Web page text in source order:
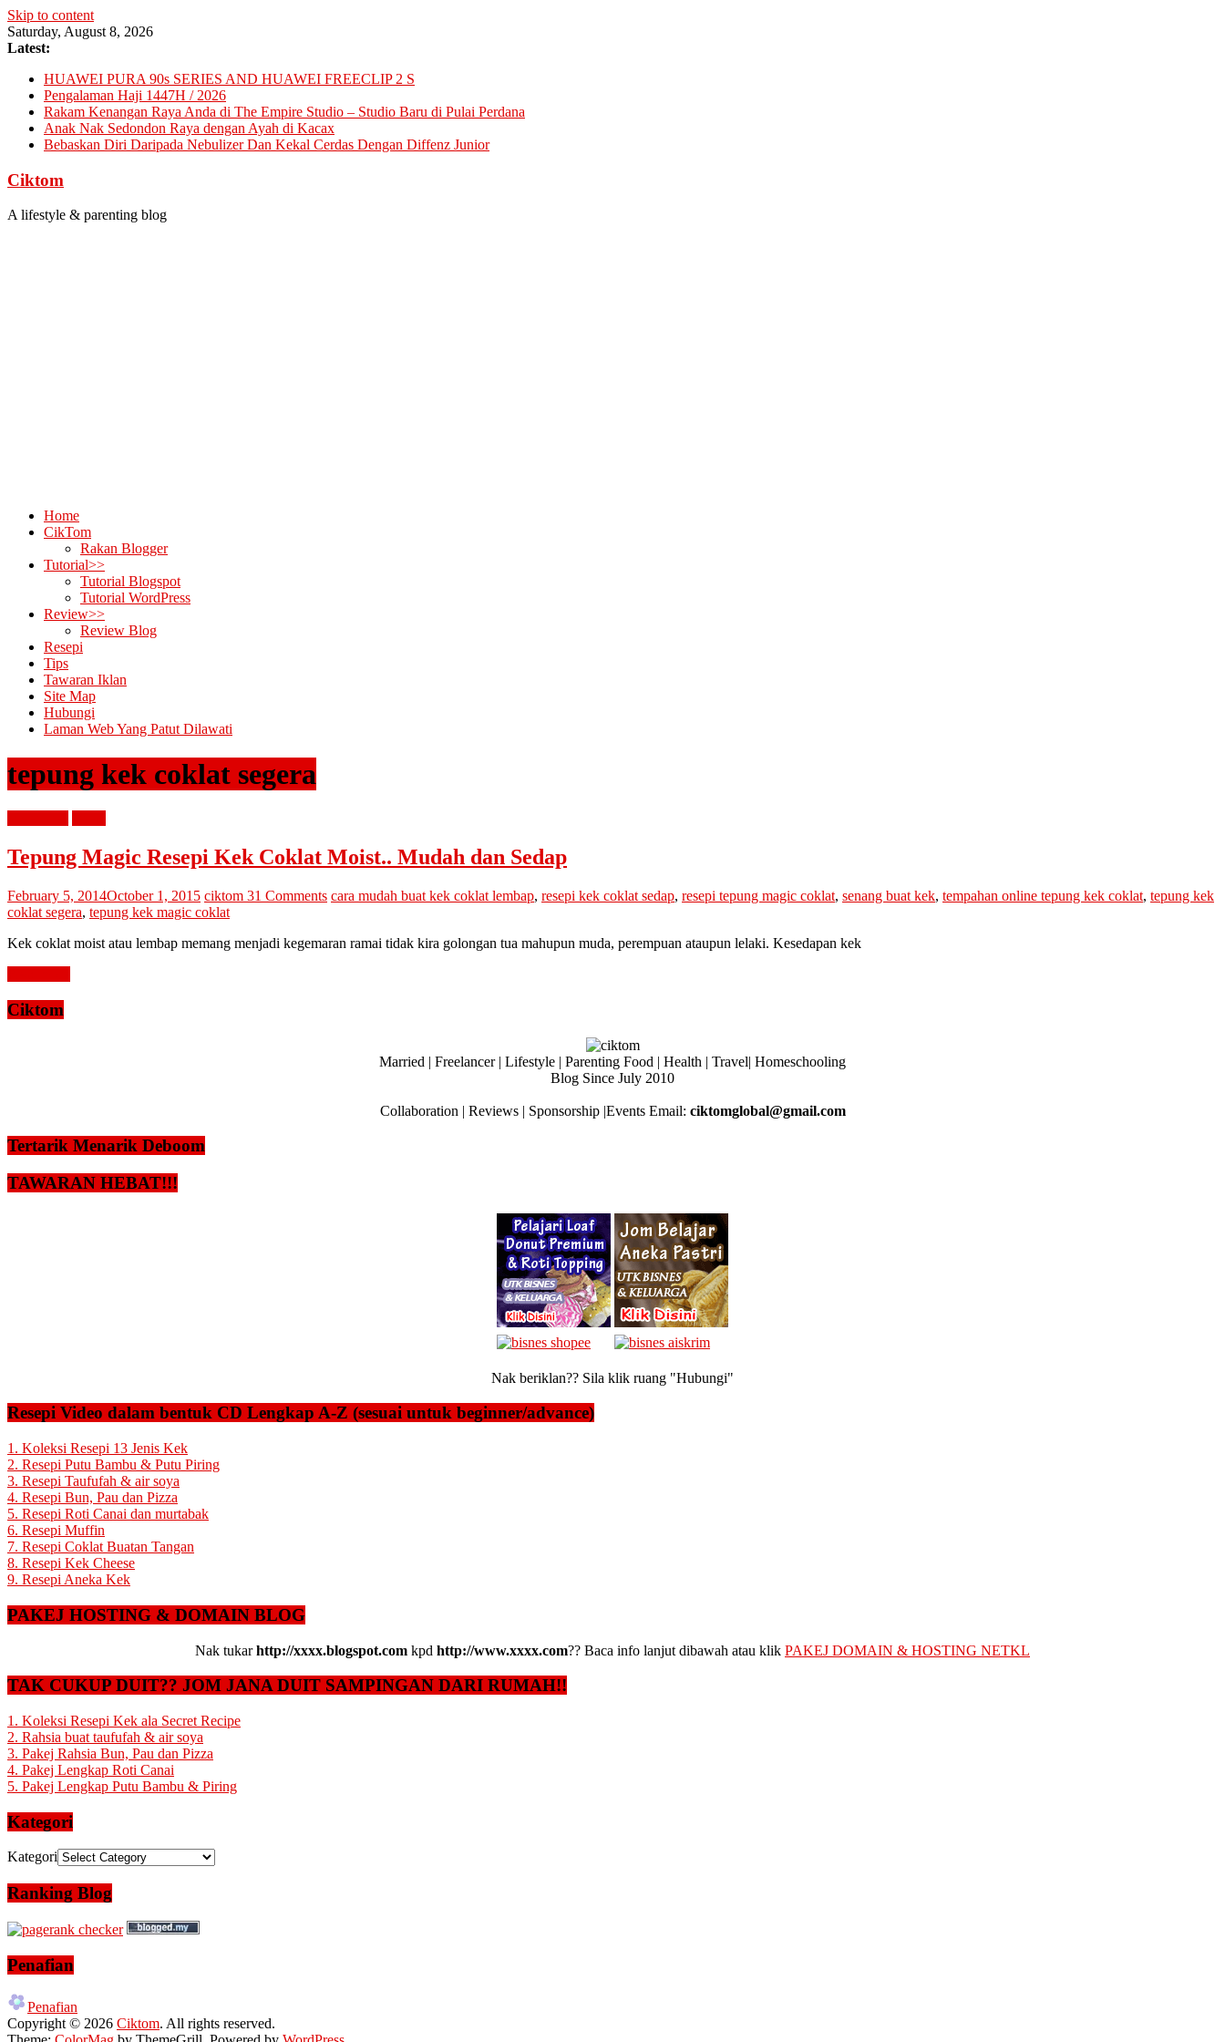
Skip to content
Saturday, August 8, 2026
Latest:
HUAWEI PURA 90s SERIES AND HUAWEI FREECLIP 2 S
Pengalaman Haji 1447H / 2026
Rakam Kenangan Raya Anda di The Empire Studio – Studio Baru di Pulai Perdana
Anak Nak Sedondon Raya dengan Ayah di Kacax
Bebaskan Diri Daripada Nebulizer Dan Kekal Cerdas Dengan Diffenz Junior
Ciktom
A lifestyle & parenting blog
Home
CikTom
Rakan Blogger
Tutorial>>
Tutorial Blogspot
Tutorial WordPress
Review>>
Review Blog
Resepi
Tips
Tawaran Iklan
Site Map
Hubungi
Laman Web Yang Patut Dilawati
tepung kek coklat segera
Tepung Magic Resepi Kek Coklat Moist.. Mudah dan Sedap
February 5, 2014October 1, 2015 ciktom 31 Comments cara mudah buat kek coklat lembap, resepi kek coklat sedap, resepi tepung magic coklat, senang buat kek, tempahan online tepung kek coklat, tepung kek
coklat segera, tepung kek magic coklat
Kek coklat moist atau lembap memang menjadi kegemaran ramai tidak kira golongan tua mahupun muda, perempuan ataupun lelaki. Kesedapan kek
Ciktom
Married | Freelancer | Lifestyle | Parenting Food | Health | Travel| Homeschooling
Blog Since July 2010
Collaboration | Reviews | Sponsorship |Events Email: ciktomglobal@gmail.com
Tertarik Menarik Deboom
TAWARAN HEBAT!!!
Nak beriklan?? Sila klik ruang "Hubungi"
Resepi Video dalam bentuk CD Lengkap A-Z (sesuai untuk beginner/advance)
1. Koleksi Resepi 13 Jenis Kek
2. Resepi Putu Bambu & Putu Piring
3. Resepi Taufufah & air soya
4. Resepi Bun, Pau dan Pizza
5. Resepi Roti Canai dan murtabak
6. Resepi Muffin
7. Resepi Coklat Buatan Tangan
8. Resepi Kek Cheese
9. Resepi Aneka Kek
PAKEJ HOSTING & DOMAIN BLOG
Nak tukarhttp://xxxx.blogspot.com kpd http://www.xxxx.com?? Baca info lanjut dibawah atau klik PAKEJ DOMAIN & HOSTING NETKL
TAK CUKUP DUIT?? JOM JANA DUIT SAMPINGAN DARI RUMAH!!
1. Koleksi Resepi Kek ala Secret Recipe
2. Rahsia buat taufufah & air soya
3. Pakej Rahsia Bun, Pau dan Pizza
4. Pakej Lengkap Roti Canai
5. Pakej Lengkap Putu Bambu & Piring
Kategori
Kategori
Ranking Blog
Penafian
Penafian
Copyright © 2026 Ciktom. All rights reserved.